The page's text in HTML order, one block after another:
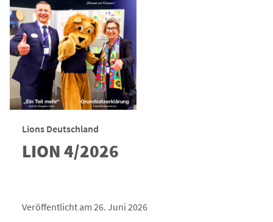
Lions Deutschland
LION 4/2026
Veröffentlicht am 26. Juni 2026